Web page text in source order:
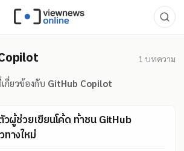
Copilot 1 บทความ
กี่ยวข้องกับ GitHub Copilot
ผู้ช่วยเขียนโค้ด ท้าชน GitHub
างใหม่